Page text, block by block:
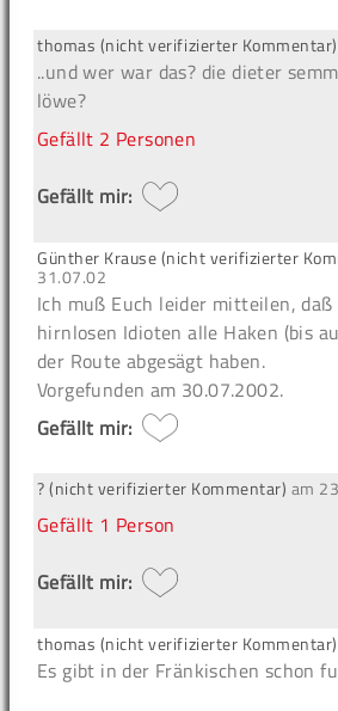
thomas (nicht verifizierter Kommentar)
..und wer war das? die dieter
löwe?
Gefällt 2 Personen
Gefällt mir:
Günther Krause (nicht verifizierter
31.07.02
Ich muß Euch leider mitteilen,
hirnlosen Idioten alle Haken (bis
der Route abgesägt haben.
Vorgefunden am 30.07.2002.
Gefällt mir:
? (nicht verifizierter Kommentar) am
Gefällt 1 Person
Gefällt mir:
thomas (nicht verifizierter Kommentar)
Es gibt in der Fränkischen schon